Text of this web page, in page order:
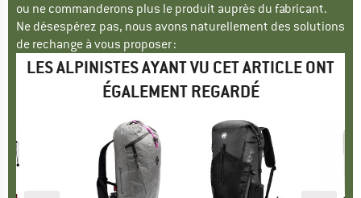
ou ne commanderons plus le produit auprès du fabricant.
Ne désespérez pas, nous avons naturellement des solutions
de rechange à vous proposer :
LES ALPINISTES AYANT VU CET ARTICLE ONT
ÉGALEMENT REGARDÉ